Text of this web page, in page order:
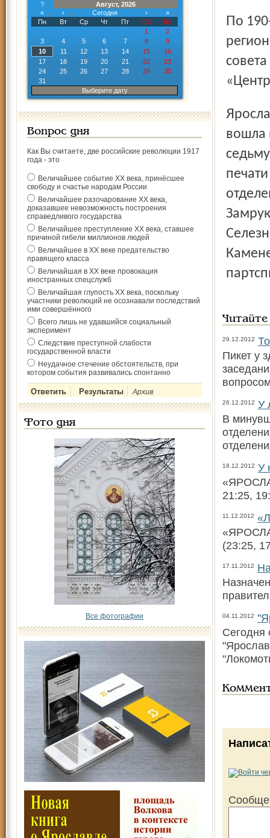
?
Август, 2026
«
‹ Сегодня ›
»
Пн
Вт Ср Чт Пт Сб
Вс
1
2
3
4 5 6 7 8
9
10
11 12 13 14 15
16
17
18 19 20 21 22
23
24
25 26 27 28 29
30
31
Выберите дату
Вопрос дня
Как Вы считаете, две российские революции 1917
года - это
Величайшее событие ХХ века, принёсшее
свободу и счастье народам России
Величайшее разочарование ХХ века,
доказавшее невозможность построения
справедливого государства
Величайшее преступление ХХ века, ставшее
причиной гибели миллионов людей
Величайшее в ХХ веке предательство
правящего класса
Величайшая в ХХ веке провокация
иностранных спецслужб
Величайшая глупость ХХ века, поскольку
участники революций не осознавали последствий
ими совершённого
Всего лишь не удавшийся социальный
эксперимент
Следствие преступной слабости
государственной власти
Неудачное стечение обстоятельств, при
котором события развивались спонтанно
Архив
Фото дня
Все фотографии
По 190-му округу выдвинут председатель ярославского
Ярославская область вместе с семью другими регионами
вошла
29.12.2012
Пикет у
26.12.2012 У
В
18.12.2012 У
21:25,
11.12.2012
(23:25,
17.11.2012
04.11.2012
Сегодня